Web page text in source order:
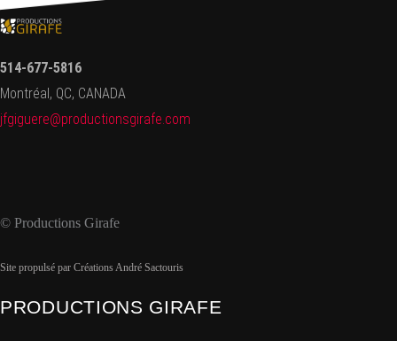
514-677-5816
Montréal, QC, CANADA
jfgiguere@productionsgirafe.com
© Productions Girafe
Site propulsé par Créations André Sactouris
PRODUCTIONS GIRAFE